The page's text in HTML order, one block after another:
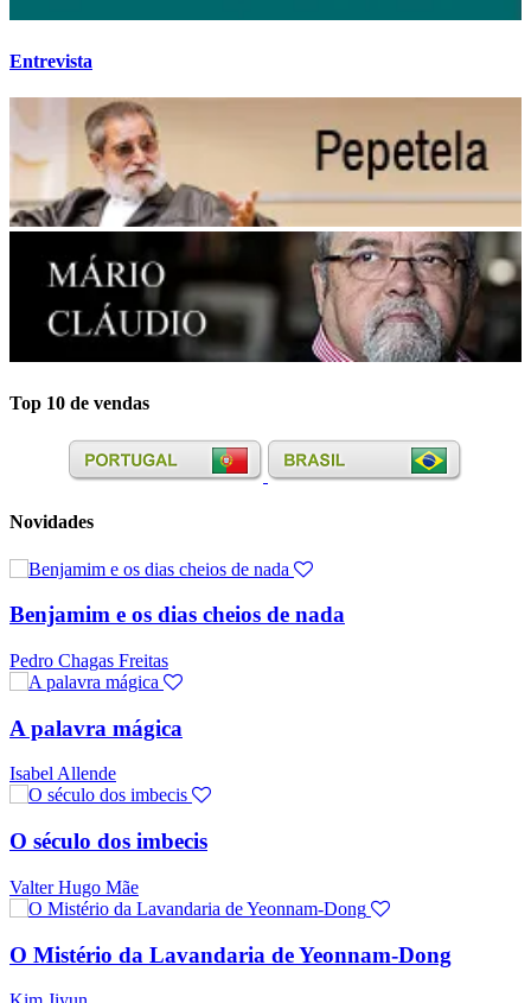
Entrevista
Top 10 de vendas
Novidades
Benjamim e os dias cheios de nada
Pedro Chagas Freitas
A palavra mágica
Isabel Allende
O século dos imbecis
Valter Hugo Mãe
O Mistério da Lavandaria de Yeonnam-Dong